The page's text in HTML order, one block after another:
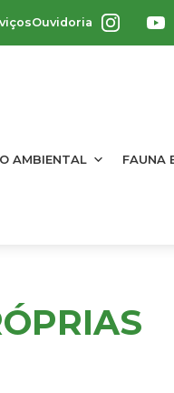
Ouvidoria
AMBIENTAL FAUNA